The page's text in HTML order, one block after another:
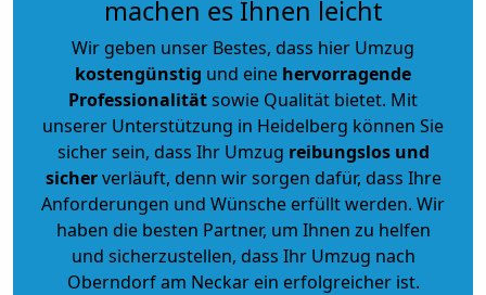
machen es Ihnen leicht
Wir geben unser Bestes, dass hier Umzug
kostengünstig und eine hervorragende
Professionalitätsowie Qualität bietet. Mit
unserer Unterstützung in Heidelberg können Sie
sicher sein, dass Ihr Umzug reibungslos und
sicherverläuft, denn wir sorgen dafür, dass Ihre
Anforderungen und Wünsche erfüllt werden. Wir
haben die besten Partner, um Ihnen zu helfen
und sicherzustellen, dass Ihr Umzug nach
Oberndorf am Neckar ein erfolgreicher ist.